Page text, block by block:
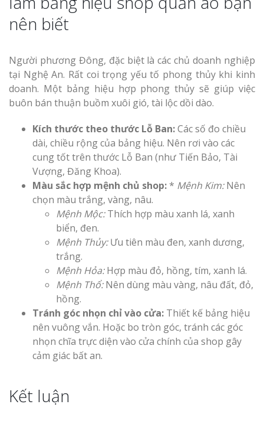
nên biết
Người phương Đông, đặc biệt là các chủ doanh nghiệp
tại Nghệ An. Rất coi trọng yếu tố phong thủy khi kinh
doanh. Một bảng hiệu hợp phong thủy sẽ giúp việc
buôn bán thuận buồm xuôi gió, tài lộc dồi dào.
Kích thước theo thước Lỗ Ban:Các số đo chiều
dài, chiều rộng của bảng hiệu. Nên rơi vào các
cung tốt trên thước Lỗ Ban (như Tiến Bảo, Tài
Vượng, Đăng Khoa).
Màu sắc hợp mệnh chủ shop:* Mệnh Kim:Nên
chọn màu trắng, vàng, nâu.
Mệnh Mộc:Thích hợp màu xanh lá, xanh
biển, đen.
Mệnh Thủy:Ưu tiên màu đen, xanh dương,
trắng.
Mệnh Hỏa:Hợp màu đỏ, hồng, tím, xanh lá.
Mệnh Thổ:Nên dùng màu vàng, nâu đất, đỏ,
hồng.
Tránh góc nhọn chỉ vào cửa: Thiết kế bảng hiệu
nên vuông vắn. Hoặc bo tròn góc, tránh các góc
nhọn chĩa trực diện vào cửa chính của shop gây
cảm giác bất an.
Kết luận